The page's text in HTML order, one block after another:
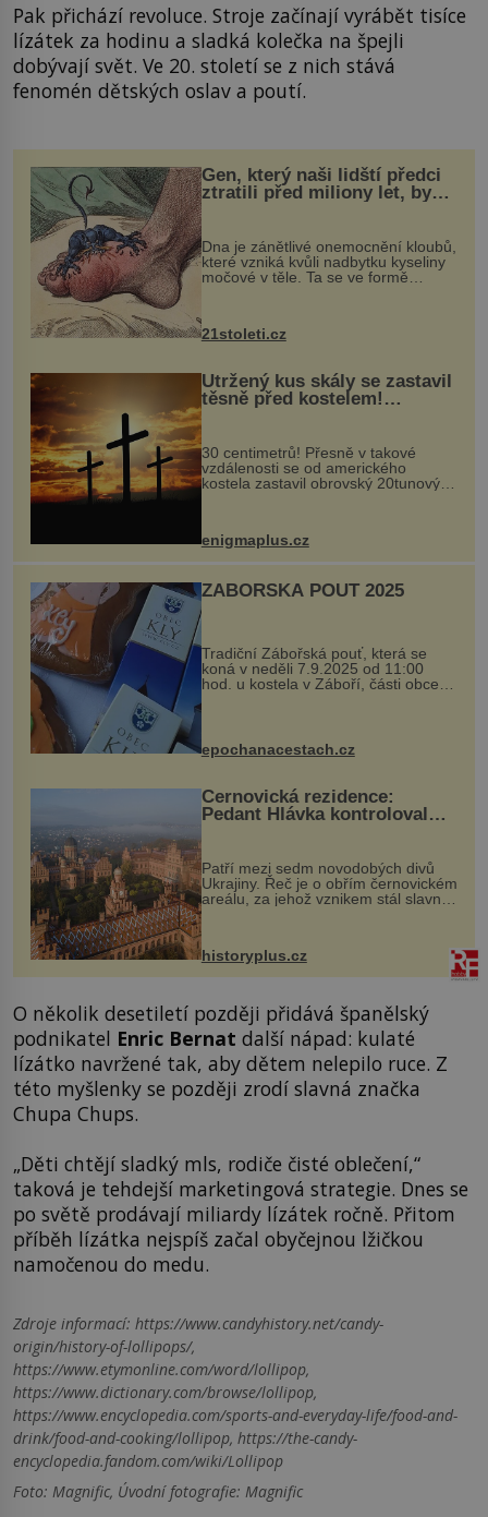
Pak přichází revoluce. Stroje začínají vyrábět tisíce
lízátek za hodinu a sladká kolečka na špejli
dobývají svět. Ve 20. století se z nich stává
fenomén dětských oslav a poutí.
Gen, který naši lidští předci
ztratili před miliony let, by
mohl pomoci s léčbou
„nemoci králů“
Dna je zánětlivé onemocnění kloubů,
které vzniká kvůli nadbytku kyseliny
močové v těle. Ta se ve formě
nohou, a způsobuje bole...
21stoleti.cz
Utržený kus skály se zastavil
těsně před kostelem!
Ochránila ho boží síla?
30 centimetrů! Přesně v takové
vzdálenosti se od amerického
kostela zastavil obrovský 20tunový
...
enigmaplus.cz
ZÁBOŘSKÁ POUŤ 2025
Tradiční Zábořská pouť, která se
koná v neděli 7.9.2025 od 11:00
hod. u kostela v Záboří, části obce
Kly u Mělníka. V programu naleznete
komentovanou prohlídku kostela,
epochanacestach.cz
Černovická rezidence:
Pedant Hlávka kontroloval
Patří mezi sedm novodobých divů
Ukrajiny. Řeč je o obřím černovickém
areálu, za jehož vznikem stál slavný
český architekt Josef Hlávka. Ten si
na něm dal mimořádně záležet. Jeho
historyplus.cz
O několik desetiletí později přidává španělský
podnikatel Enric Bernat další nápad: kulaté
lízátko navržené tak, aby dětem nelepilo ruce. Z
této myšlenky se později zrodí slavná značka
Chupa Chups.
„Děti chtějí sladký mls, rodiče čisté oblečení,“
taková je tehdejší marketingová strategie. Dnes se
po světě prodávají miliardy lízátek ročně. Přitom
příběh lízátka nejspíš začal obyčejnou lžičkou
namočenou do medu.
Zdroje informací: https://www.candyhistory.net/candy-
origin/history-of-lollipops/,
https://www.etymonline.com/word/lollipop,
https://www.dictionary.com/browse/lollipop,
https://www.encyclopedia.com/sports-and-everyday-life/food-and-
drink/food-and-cooking/lollipop, https://the-candy-
encyclopedia.fandom.com/wiki/Lollipop
Foto: Magnific, Úvodní fotografie: Magnific